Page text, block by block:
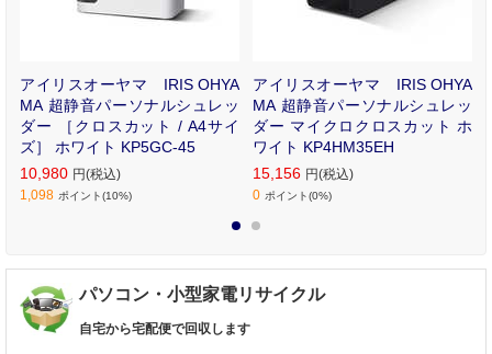
アイリスオーヤマ IRIS OHYA
MA 超静音パーソナルシュレッ
ダー ［クロスカット / A4サイ
ズ］ ホワイト KP5GC-45
10,980 円(税込)
1,098 ポイント(10%)
アイリスオーヤマ IRIS OHYA
MA 超静音パーソナルシュレッ
ダー マイクロクロスカット ホ
ワイト KP4HM35EH
15,156 円(税込)
0 ポイント(0%)
パソコン・小型家電リサイクル
自宅から宅配便で回収します